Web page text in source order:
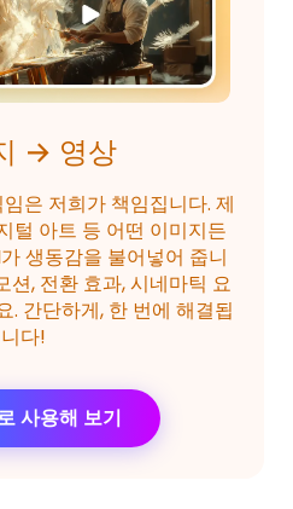
효과
AI 효과로 누구나 한
인 영상을 만들 수 있습니
효과는 별도의 수동 편집
감성을 더해 시청자의 시
게 사로잡습니다.
사용해 보기